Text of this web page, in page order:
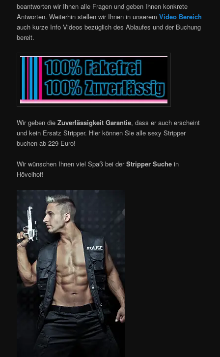
beantworten wir Ihnen alle Fragen und geben Ihnen konkrete
Antworten. Weiterhin stellen wir Ihnen in unseremVideo Bereich
auch kurze Info Videos bezüglich des Ablaufes und der Buchung
bereit.
Wir geben dieZuverlässigkeit Garantie, dass er auch erscheint
und kein Ersatz Stripper. Hier können Sie alle sexy Stripper
buchen ab 229 Euro!
Wir wünschen Ihnen viel Spaß bei derStripper Suche in
Hövelhof!